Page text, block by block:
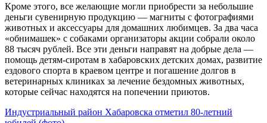
Кроме этого, все желающие могли приобрести за небольшие
деньги сувенирную продукцию — магниты с фотографиями
животных и аксессуары для домашних любимцев. За два часа
«обнимашек» с собаками организаторы акции собрали около
88 тысяч рублей. Все эти деньги направят на добрые дела —
помощь детям-сиротам в хабаровских детских домах, развитие
ездового спорта в краевом центре и погашение долгов в
ветеринарных клиниках за лечение бездомных животных,
которые сейчас находятся на попечении приютов.
Навигация
Индустриальный район Хабаровска отметил 80-летний